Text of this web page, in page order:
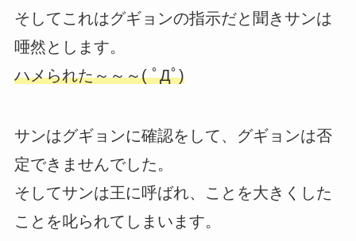
そしてこれはグギョンの指示だと聞きサンは
唖然とします。
ハメられた～～～( ﾟДﾟ)
サンはグギョンに確認をして、グギョンは否
定できませんでした。
そしてサンは王に呼ばれ、ことを大きくした
ことを叱られてしまいます。